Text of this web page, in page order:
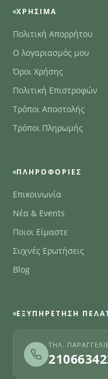
ΧΡΉΣΙΜΑ
Πολιτική Απορρήτου
Ο λογαριασμός μου
Όροι Χρήσης
Πολιτική Επιστροφών
Τρόποι Αποστολής
Τρόποι Πληρωμής
ΠΛΗΡΟΦΟΡΊΕΣ
Επικοινωνία
Νέα & Events
Ποιοι Είμαστε
Συχνές Ερωτήσεις
Blog
ΕΞΥΠΗΡΈΤΗΣΗ
ΤΗΛ.